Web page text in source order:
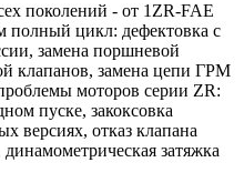
поколений - от 1ZR-FAE
цикл: дефектовка с
замена поршневой
клапанов, замена цепи ГРМ
моторов серии ZR:
пуске, закоксовка
версиях, отказ клапана
затяжка